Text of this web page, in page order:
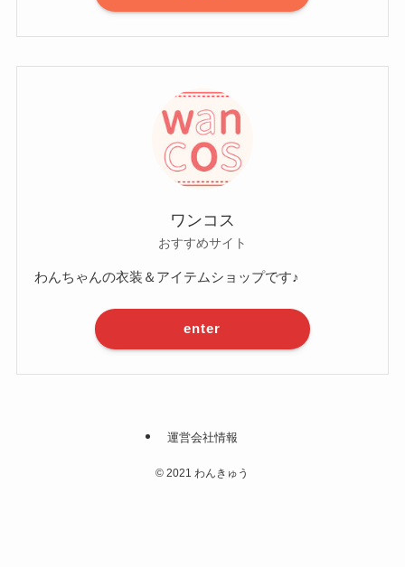
ワンコス
おすすめサイト
わんちゃんの衣装＆アイテムショップです♪
enter
運営会社情報
© 2021 わんきゅう